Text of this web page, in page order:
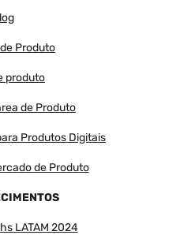
Produto
produto
de Produto
Produtos Digitais
de Produto
LATAM 2024